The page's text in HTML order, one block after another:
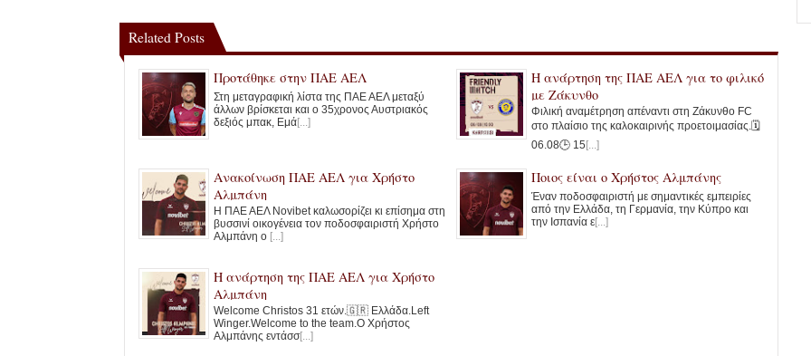
Related Posts
Προτάθηκε στην ΠΑΕ ΑΕΛ
Στη μεταγραφική λίστα της ΠΑΕ ΑΕΛ μεταξύ
άλλων βρίσκεται και ο 35χρονος Αυστριακός
δεξιός μπακ, Εμά[...]
Η ανάρτηση της ΠΑΕ ΑΕΛ για το φιλικό
με Ζάκυνθο
Φιλική αναμέτρηση απέναντι στη Ζάκυνθο FC
στο πλαίσιο της καλοκαιρινής προετοιμασίας.🗓️
06.08🕒 15 [...]
Ανακοίνωση ΠΑΕ ΑΕΛ για Χρήστο
Αλμπάνη
Η ΠΑΕ ΑΕΛ Novibet καλωσορίζει κι επίσημα στη
βυσσινί οικογένεια τον ποδοσφαιριστή Χρήστο
Αλμπάνη ο [...]
Ποιος είναι ο Χρήστος Αλμπάνης
Έναν ποδοσφαιριστή με σημαντικές εμπειρίες
από την Ελλάδα, τη Γερμανία, την Κύπρο και
την Ισπανία ε[...]
Η ανάρτηση της ΠΑΕ ΑΕΛ για Χρήστο
Αλμπάνη
Welcome Christos 31 ετών.🇬🇷 Ελλάδα.Left
Winger.Welcome to the team.Ο Χρήστος
Αλμπάνης εντάσσ[...]